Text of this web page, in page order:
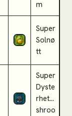
m
Super
Solnø
tt
Super
Dyste
rhet...
shroo